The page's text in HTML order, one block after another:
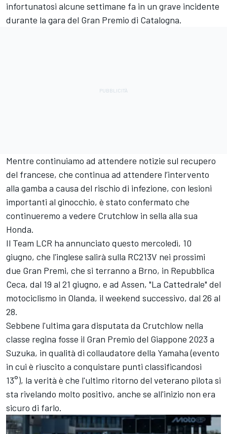
infortunatosi alcune settimane fa in un grave incidente
durante la gara del Gran Premio di Catalogna.
Mentre continuiamo ad attendere notizie sul recupero
del francese, che continua ad attendere l’intervento
alla gamba a causa del rischio di infezione, con lesioni
importanti al ginocchio, è stato confermato che
continueremo a vedere Crutchlow in sella alla sua
Honda.
Il Team LCR ha annunciato questo mercoledì, 10
giugno, che l'inglese salirà sulla RC213V nei prossimi
due Gran Premi, che si terranno a Brno, in Repubblica
Ceca, dal 19 al 21 giugno, e ad Assen, "La Cattedrale" del
motociclismo in Olanda, il weekend successivo, dal 26 al
28.
Sebbene l'ultima gara disputata da Crutchlow nella
classe regina fosse il Gran Premio del Giappone 2023 a
Suzuka, in qualità di collaudatore della Yamaha(evento
in cui è riuscito a conquistare punti classificandosi
13°), la verità è che l'ultimo ritorno del veterano pilota si
sta rivelando molto positivo, anche se all'inizio non era
sicuro di farlo.